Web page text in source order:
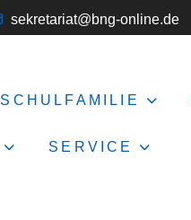
sekretariat@bng-online.de
SCHULFAMILIE
SERVICE